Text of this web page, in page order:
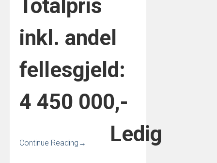
Totalpris
inkl. andel
fellesgjeld:
4 450 000,-
Ledig
Continue Reading →